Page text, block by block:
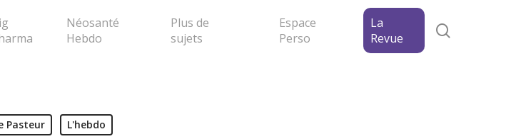
la popup
Néosanté
Hebdo
Plus de
sujets
Espace
Perso
La
Revue
Pasteur L'hebdo